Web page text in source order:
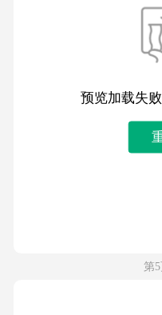
预览加载失
第